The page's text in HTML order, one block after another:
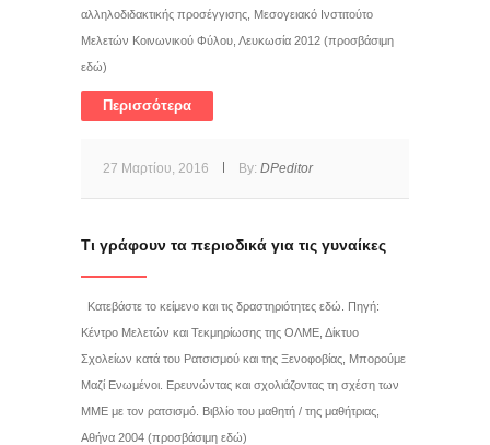
αλληλοδιδακτικής προσέγγισης, Μεσογειακό Ινστιτούτο
Μελετών Κοινωνικού Φύλου, Λευκωσία 2012 (προσβάσιμη
εδώ)
Περισσότερα
27 Μαρτίου, 2016 By: DPeditor
Τι γράφουν τα περιοδικά για τις γυναίκες
Κατεβάστε το κείμενο και τις δραστηριότητες εδώ. Πηγή:
Κέντρο Μελετών και Τεκμηρίωσης της ΟΛΜΕ, Δίκτυο
Σχολείων κατά του Ρατσισμού και της Ξενοφοβίας, Μπορούμε
Μαζί Ενωμένοι. Ερευνώντας και σχολιάζοντας τη σχέση των
ΜΜΕ με τον ρατσισμό. Βιβλίο του μαθητή / της μαθήτριας,
Αθήνα 2004 (προσβάσιμη εδώ)